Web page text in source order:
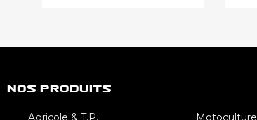
Nos Produits
Agricole & T.P. Motoculture